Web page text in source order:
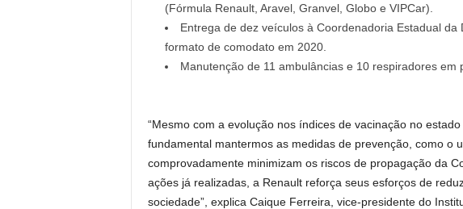
(Fórmula Renault, Aravel, Granvel, Globo e VIPCar).
Entrega de dez veículos à Coordenadoria Estadual
formato de comodato em 2020.
Manutenção de 11 ambulâncias e 10 respiradores em
“Mesmo com a evolução nos índices de vacinação no
fundamental mantermos as medidas de prevenção, como o
comprovadamente minimizam os riscos de propagação da
ações já realizadas, a Renault reforça seus esforços de
sociedade”, explica Caique Ferreira, vice-presidente do